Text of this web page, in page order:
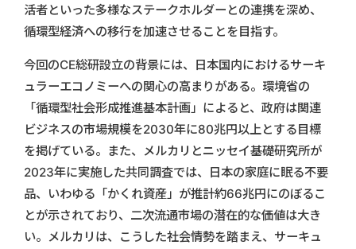
活者といった多様なステークホルダーとの連携を深め、
循環型経済への移行を加速させることを目指す。
今回のCE総研設立の背景には、日本国内におけるサーキ
ュラーエコノミーへの関心の高まりがある。環境省の
「循環型社会形成推進基本計画」によると、政府は関連
ビジネスの市場規模を2030年に80兆円以上とする目標
を掲げている。また、メルカリとニッセイ基礎研究所が
2023年に実施した共同調査では、日本の家庭に眠る不要
品、いわゆる「かくれ資産」が推計約66兆円にのぼるこ
とが示されており、二次流通市場の潜在的な価値は大き
い。メルカリは、こうした社会情勢を踏まえ、サーキュ